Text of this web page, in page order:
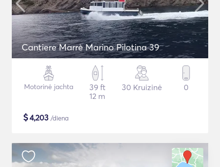
Cantiere Marrè Marino Pilotina 39
Motorinė jachta
39 ft
12 m
30 Kruizinė 0
$4,203 /diena